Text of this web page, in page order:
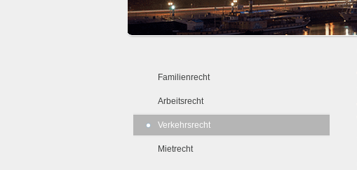
Familienrecht
Arbeitsrecht
Verkehrsrecht
Mietrecht